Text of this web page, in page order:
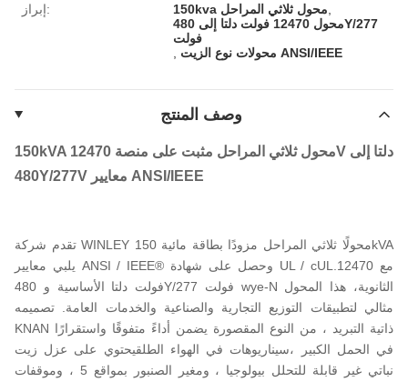
إبراز: 150kva محول ثلاثي المراحل
محول 12470 فولت دلتا إلى 480Y/277
فولت
محولات نوع الزيت ANSI/IEEE
وصف المنتج
150kVA محول ثلاثي المراحل مثبت على منصة 12470V دلتا إلى
480Y/277V معايير ANSI/IEEE
تقدم شركة WINLEY محولًا ثلاثي المراحل مزودًا بطاقة مائية 150kVA
يلبي معايير ANSI / IEEE® وحصل على شهادة UL / cUL.مع 12470
فولت دلتا الأساسية و 480Y/277 فولت wye-N الثانوية، هذا المحول
مثالي لتطبيقات التوزيع التجارية والصناعية والخدمات العامة. تصميمه
KNAN ذاتية التبريد ، من النوع المقصورة يضمن أداءً متفوقًا واستقرارًا
في الحمل الكبير ،سيناريوهات في الهواء الطلقيحتوي على عزل زيت
نباتي غير قابلة للتحلل بيولوجيا ، ومغير الصنبور بمواقع 5 ، وموقفات